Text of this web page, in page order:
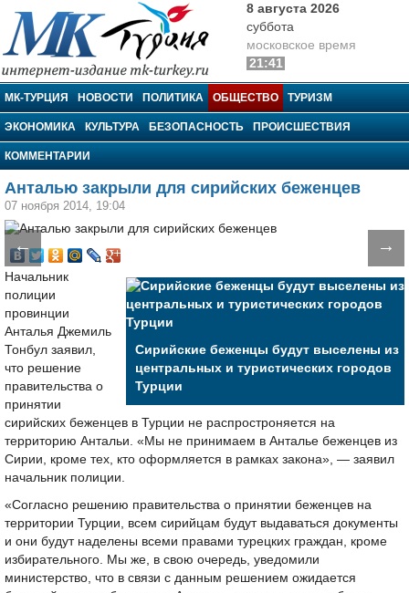
МК-Турция
8 августа 2026
суббота
московское время
21:41
МК-ТУРЦИЯ НОВОСТИ ПОЛИТИКА ОБЩЕСТВО ТУРИЗМ
ЭКОНОМИКА КУЛЬТУРА БЕЗОПАСНОСТЬ ПРОИСШЕСТВИЯ
КОММЕНТАРИИ
Анталью закрыли для сирийских беженцев
07 ноября 2014, 19:04
← →
Сирийские беженцы будут выселены из
центральных и туристических городов
Турции
Начальник
полиции
провинции
Анталья Джемиль
Тонбул заявил,
что решение
правительства о
принятии
сирийских беженцев в Турции не распростроняется на
территорию Антальи. «Мы не принимаем в Анталье беженцев из
Сирии, кроме тех, кто оформляется в рамках закона», — заявил
начальник полиции.
«Согласно решению правительства о принятии беженцев на
территории Турции, всем сирийцам будут выдаваться документы
и они будут наделены всеми правами турецких граждан, кроме
избирательного. Мы же, в свою очередь, уведомили
министерство, что в связи с данным решением ожидается